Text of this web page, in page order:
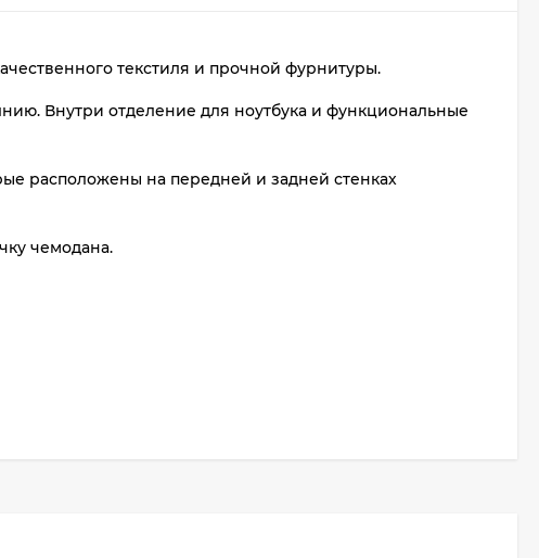
текстиля и прочной фурнитуры.
Внутри отделение для ноутбука и функциональные
расположены на передней и задней стенках
чемодана.
раз